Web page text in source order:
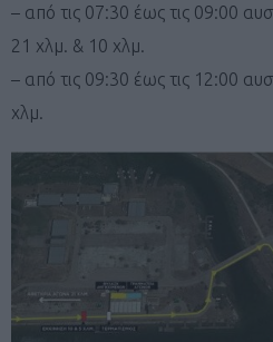
– από τις 07:30 έως τις 09:00
21 χλμ. & 10 χλμ.
– από τις 09:30 έως τις 12:00
χλμ.